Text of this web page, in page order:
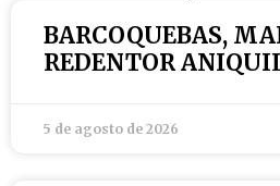
BARCOQUEBAS,
REDENTOR
5 de agosto de 2026